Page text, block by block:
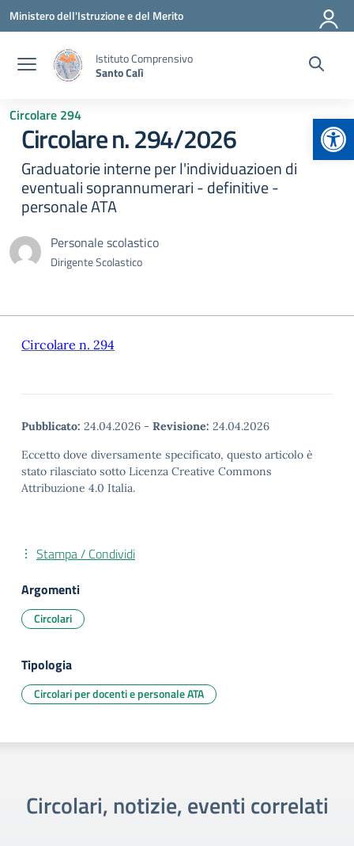
Vai ai contenuti
Vai al menu di navigazione
Vai al footer
Ministero dell'Istruzione e del Merito
Istituto Comprensivo
Santo Calì
Circolare 294
Circolare n. 294/2026
Graduatorie interne per l'individuazioen di
eventuali soprannumerari - definitive -
personale ATA
Personale scolastico
Dirigente Scolastico
Circolare n. 294
Pubblicato: 24.04.2026 - Revisione: 24.04.2026
Eccetto dove diversamente specificato, questo articolo è
stato rilasciato sotto Licenza Creative Commons
Attribuzione 4.0 Italia.
Stampa / Condividi
Argomenti
Circolari
Tipologia
Circolari per docenti e personale ATA
Circolari, notizie, eventi correlati